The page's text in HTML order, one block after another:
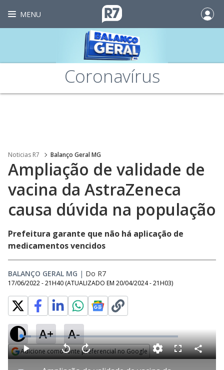
MENU
Coronavírus
Noticias R7 Balanço Geral MG
Ampliação de validade de
vacina da AstraZeneca
causa dúvida na população
Prefeitura garante que não há aplicação de
medicamentos vencidos
BALANÇO GERAL MG | Do R7
17/06/2022 - 21H40 (ATUALIZADO EM 20/04/2024 - 21H03)
A+ A-
Adicione como fonte preferencial no Google
P V A
a
L
o
a
d
e F C
o